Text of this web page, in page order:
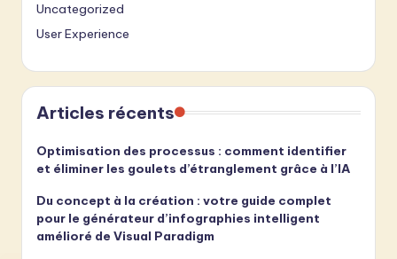
Uncategorized
User Experience
Articles récents
Optimisation des processus : comment identifier
et éliminer les goulets d’étranglement grâce à l’IA
Du concept à la création : votre guide complet
pour le générateur d’infographies intelligent
amélioré de Visual Paradigm